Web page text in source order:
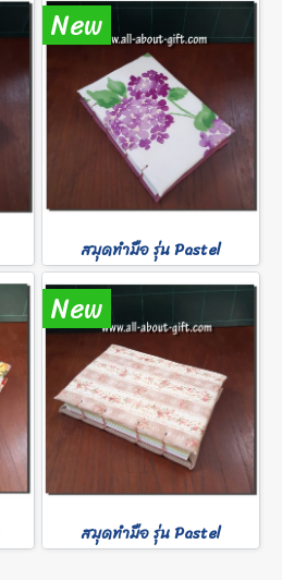
New
สมุดทำมือ รุ่น Pastel
New
สมุดทำมือ รุ่น Pastel